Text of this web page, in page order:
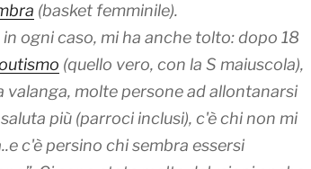
(basket femminile).
ogni caso, mi ha anche tolto: dopo 18
(quello vero, con la S maiuscola),
valanga, molte persone ad allontanarsi
più (parroci inclusi), c'è chi non mi
c'è persino chi sembra essersi